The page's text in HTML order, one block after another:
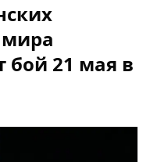
бой 21 мая в